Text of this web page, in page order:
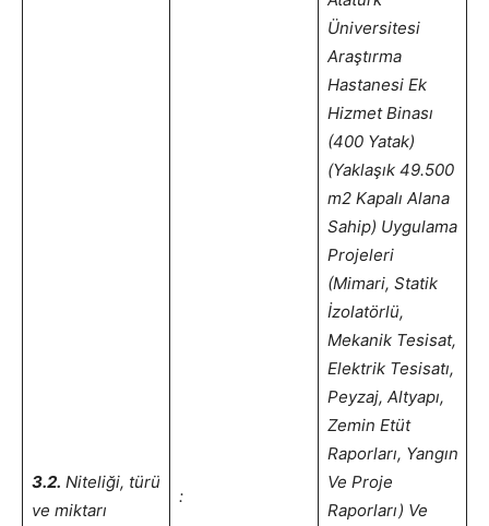
3.2. Niteliği, türü
ve miktarı
:
Üniversitesi
Araştırma
Hastanesi Ek
Hizmet Binası
(400 Yatak)
(Yaklaşık 49.500
m2 Kapalı Alana
Sahip) Uygulama
Projeleri
(Mimari, Statik
İzolatörlü,
Mekanik Tesisat,
Elektrik Tesisatı,
Peyzaj, Altyapı,
Zemin Etüt
Raporları, Yangın
Ve Proje
Raporları) Ve